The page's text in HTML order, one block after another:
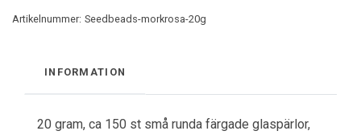
Artikelnummer: Seedbeads-morkrosa-20g
INFORMATION
20 gram, ca 150 st små runda färgade glaspärlor,